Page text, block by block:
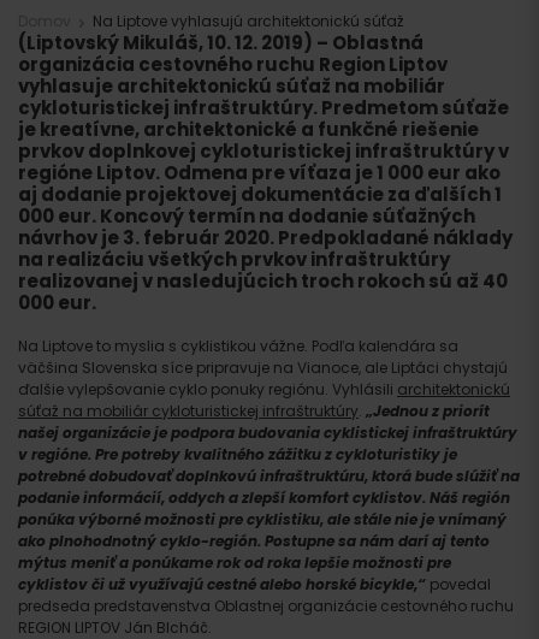
Na Liptove vyhlasujú architektonickú súťaž
(Liptovský Mikuláš, 10. 12. 2019) – Oblastná
organizácia cestovného ruchu Region Liptov
vyhlasuje architektonickú súťaž na mobiliár
cykloturistickej infraštruktúry. Predmetom súťaže
je kreatívne, architektonické a funkčné riešenie
prvkov doplnkovej cykloturistickej infraštruktúry v
regióne Liptov. Odmena pre víťaza je 1 000 eur ako
aj dodanie projektovej dokumentácie za ďalších 1
000 eur. Koncový termín na dodanie súťažných
návrhov je 3. február 2020. Predpokladané náklady
na realizáciu všetkých prvkov infraštruktúry
realizovanej v nasledujúcich troch rokoch sú až 40
000 eur.
Na Liptove to myslia s cyklistikou vážne. Podľa kalendára sa
väčšina Slovenska síce pripravuje na Vianoce, ale Liptáci chystajú
ďalšie vylepšovanie cyklo ponuky regiónu. Vyhlásili architektonickú
súťaž na mobiliár cykloturistickej infraštruktúry. „Jednou z priorít
našej organizácie je podpora budovania cyklistickej infraštruktúry
v regióne. Pre potreby kvalitného zážitku z cykloturistiky je
potrebné dobudovať doplnkovú infraštruktúru, ktorá bude slúžiť na
podanie informácií, oddych a zlepší komfort cyklistov. Náš región
ponúka výborné možnosti pre cyklistiku, ale stále nie je vnímaný
ako plnohodnotný cyklo-región. Postupne sa nám darí aj tento
mýtus meniť a ponúkame rok od roka lepšie možnosti pre
cyklistov či už využívajú cestné alebo horské bicykle,“ povedal
predseda predstavenstva Oblastnej organizácie cestovného ruchu
REGION LIPTOV Ján Blcháč.